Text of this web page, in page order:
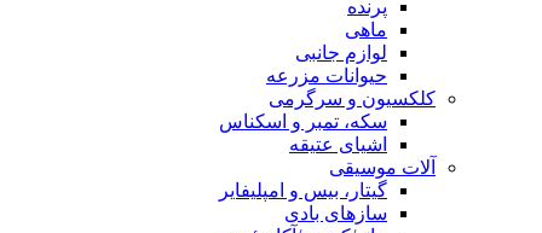
پرنده
ماهی
لوازم جانبی
حیوانات مزرعه
کلکسیون و سرگرمی
سکه، تمبر و اسکناس
اشیای عتیقه
آلات موسیقی
گیتار، بیس و امپلیفایر
سازهای بادی